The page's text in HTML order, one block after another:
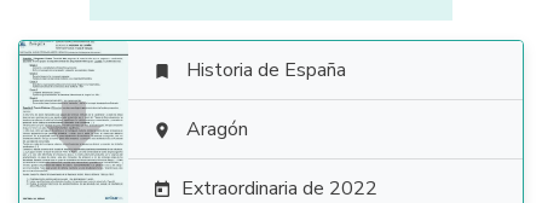

 Historia de España
 Aragón
 Extraordinaria de 2022